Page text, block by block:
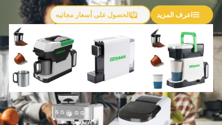
اعرف المزيد
الحصول على أسعار مجانيه